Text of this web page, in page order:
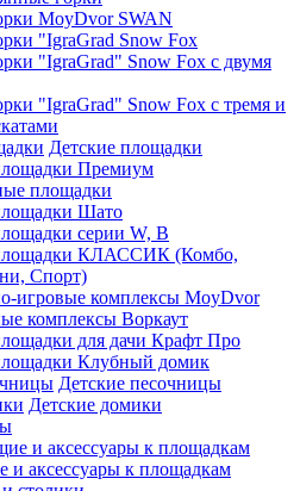
MoyDvor SWAN
"IgraGrad Snow Fox
"IgraGrad" Snow Fox с двумя
"IgraGrad" Snow Fox с тремя и
Детские площадки
Премиум
площадки
Шато
серии W, В
КЛАССИК (Комбо,
Спорт)
игровые комплексы MoyDvor
комплексы Воркаут
для дачи Крафт Про
Клубный домик
Детские песочницы
Детские домики
и аксессуары к площадкам